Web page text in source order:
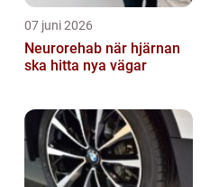
07 juni 2026
Neurorehab när hjärnan
ska hitta nya vägar